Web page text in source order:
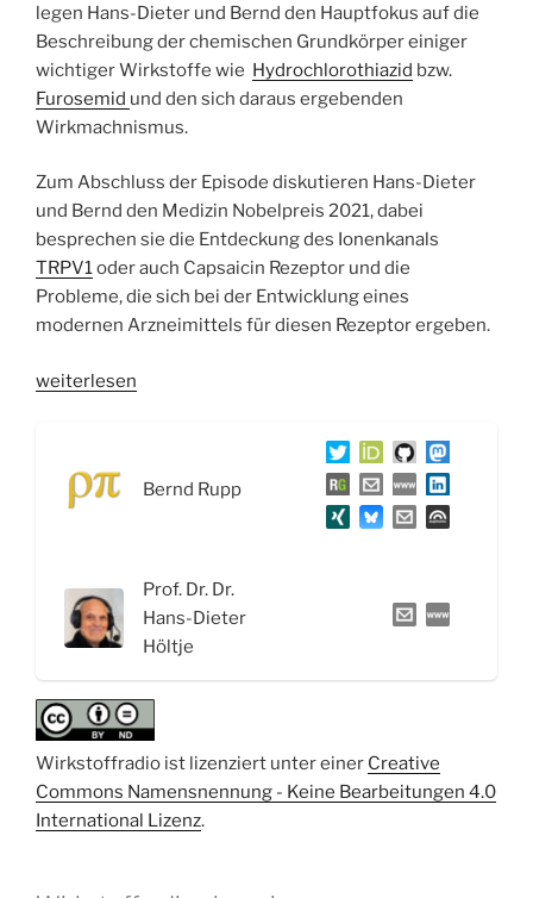
legen Hans-Dieter und Bernd den Hauptfokus auf die
Beschreibung der chemischen Grundkörper einiger
wichtiger Wirkstoffe wie Hydrochlorothiazid bzw.
Furosemid und den sich daraus ergebenden
Wirkmachnismus.
Zum Abschluss der Episode diskutieren Hans-Dieter
und Bernd den Medizin Nobelpreis 2021, dabei
besprechen sie die Entdeckung des Ionenkanals
TRPV1oder auch Capsaicin Rezeptor und die
Probleme, die sich bei der Entwicklung eines
modernen Arzneimittels für diesen Rezeptor ergeben.
„WSR047
weiterlesen
Bernd Rupp
Prof. Dr. Dr.
Hans-Dieter
Höltje
Wirkstoffradio ist lizenziert unter einer Creative
Commons Namensnennung - Keine Bearbeitungen 4.0
International Lizenz.